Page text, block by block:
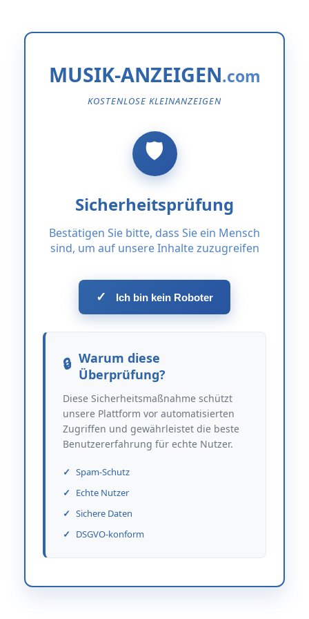
MUSIK-ANZEIGEN
KOSTENLOSE KLEINANZEIGEN
Sicherheitsprüfung
Bestätigen Sie bitte, dass Sie ein Mensch
sind, um auf unsere Inhalte zuzugreifen
✓ Ich bin kein Roboter
Warum diese
Überprüfung?
Diese Sicherheitsmaßnahme schützt
unsere Plattform vor automatisierten
Zugriffen und gewährleistet die beste
Benutzererfahrung für echte Nutzer.
Spam-Schutz
Echte Nutzer
Sichere Daten
DSGVO-konform